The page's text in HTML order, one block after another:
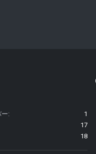
1
17
18